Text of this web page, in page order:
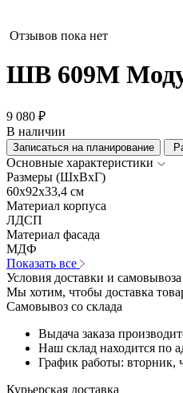
Отзывов пока нет
ШВ 609М
9 080 ₽
В наличии
Записаться на планирование
Основные характеристики
Размеры (ШхВхГ)
60x92x33,4 см
Материал корпуса
ЛДСП
Материал фасада
МДФ
Показать все
Условия доставки и самовывоза
Мы хотим, чтобы доставка
Самовывоз со склада
Выдача заказа
Наш склад находится по
График работы: вторник,
Курьерская доставка